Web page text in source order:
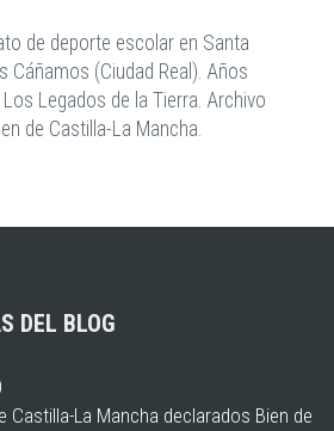
de deporte escolar en Santa
Cáñamos (Ciudad Real). Años
Legados de la Tierra. Archivo
de Castilla-La Mancha.
DEL BLOG
Castilla-La Mancha declarados Bien de